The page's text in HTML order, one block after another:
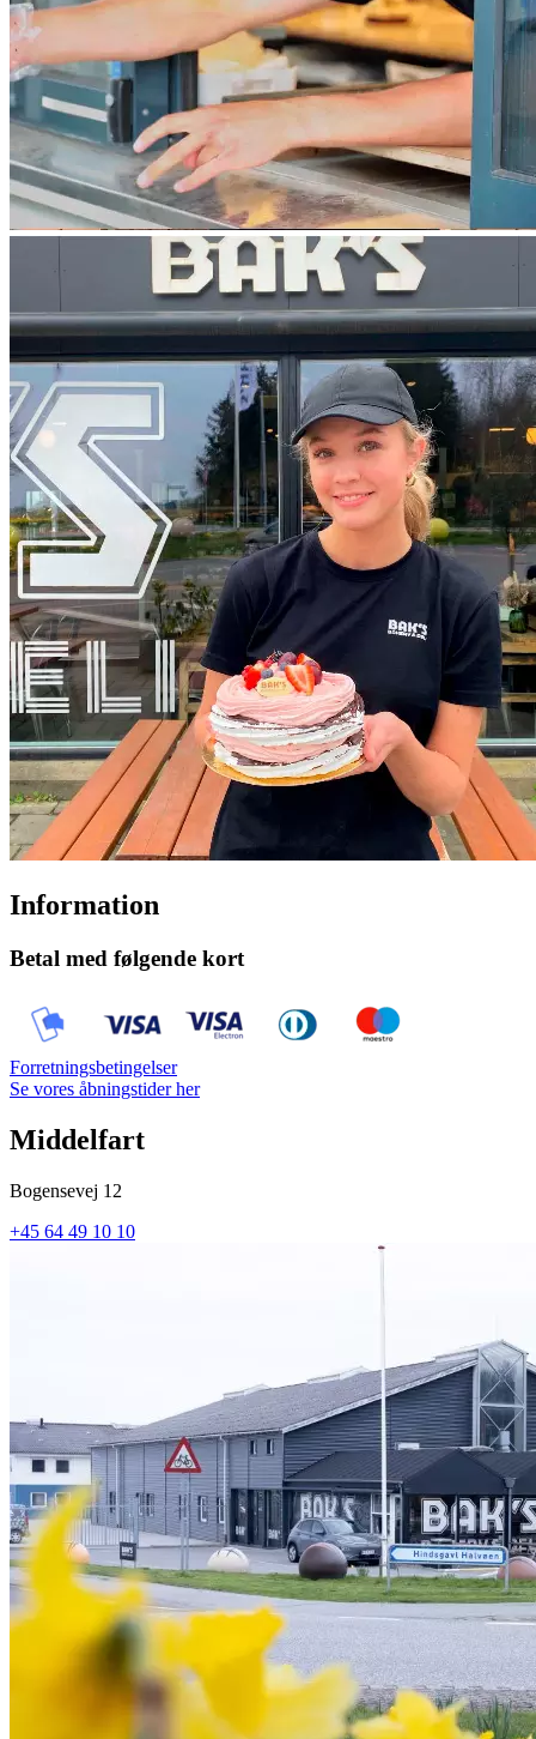
Information
Betal med følgende kort
Forretningsbetingelser
Se vores åbningstider her
Middelfart
Bogensevej 12
+45 64 49 10 10